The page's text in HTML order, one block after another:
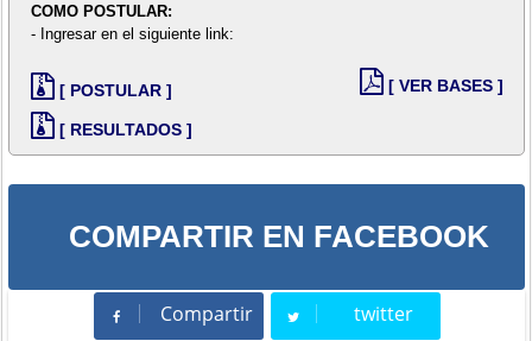
COMO POSTULAR:
- Ingresar en el siguiente link:
[ POSTULAR ]
[ RESULTADOS ]
[ VER BASES ]
COMPARTIR EN FACEBOOK
Compartir
Compartir twitter
Tweet